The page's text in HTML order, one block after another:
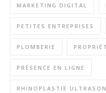
MARKETING DIGITAL
PETITES ENTREPRISES
PLOMBERIE
PRÉSENCE EN LIGNE
RHINOPLASTIE